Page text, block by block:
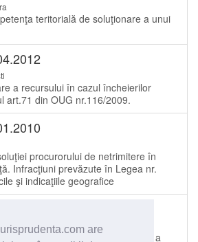
are
teritorială de soluţionare a unui
a recursului în cazul încheierilor
art.71 din OUG nr.116/2009.
procurorului de netrimitere în
Infracţiuni prevăzute în Legea nr.
şi indicaţiile geografice
cursul arbitrajului. Competenţa de a